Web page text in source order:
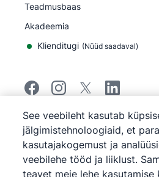
Teadmusbaas
Akadeemia
Klienditugi (Nüüd saadaval)
©2026Pipedrive
Pipedrive
Teenuse tingimused
Pipedrive
Privaatsuseeskirjad
Sisukaart
Küpsiste eeskirjad
See veebileht kasutab
jälgimistehnoloogiaid, et
kasutajakogemust ja
veebilehe tööd ja liiklust.
teavet meie lehe kasutamise